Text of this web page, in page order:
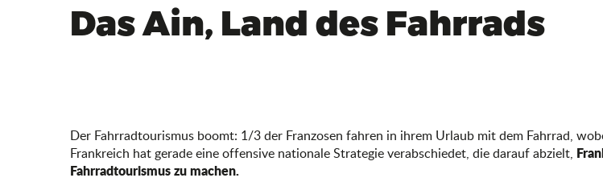
Das Ain, Land des Fahrrads
Der Fahrradtourismus boomt: 1/3 der Franzosen fahren in ihrem Urlaub mit dem Fahrrad,
Frankreich hat gerade eine offensive nationale Strategie verabschiedet, die darauf abzielt,
Fahrradtourismus zu machen.